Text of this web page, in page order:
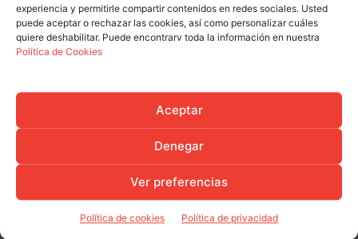
experiencia y permitirle compartir contenidos en redes sociales. Usted
puede aceptar o rechazar las cookies, así como personalizar cuáles
quiere deshabilitar. Puede encontrarv toda la información en nuestra
Política de Cookies
Aceptar
Denegar
Ver preferencias
Política de cookies Política de privacidad